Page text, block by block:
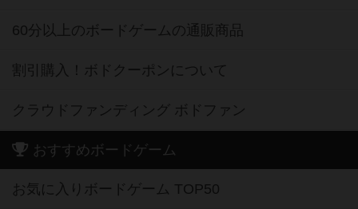
60分以上のボードゲームの通販商品
割引購入！ボドクーポンについて
クラウドファンディング ボドファン
おすすめボードゲーム
お気に入りボードゲーム TOP50